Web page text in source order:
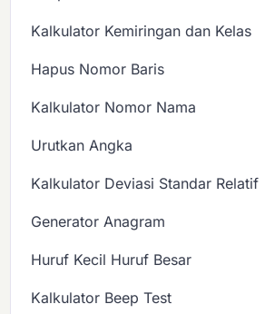
Kalkulator Kemiringan dan Kelas
Hapus Nomor Baris
Kalkulator Nomor Nama
Urutkan Angka
Kalkulator Deviasi Standar Relatif
Generator Anagram
Huruf Kecil Huruf Besar
Kalkulator Beep Test